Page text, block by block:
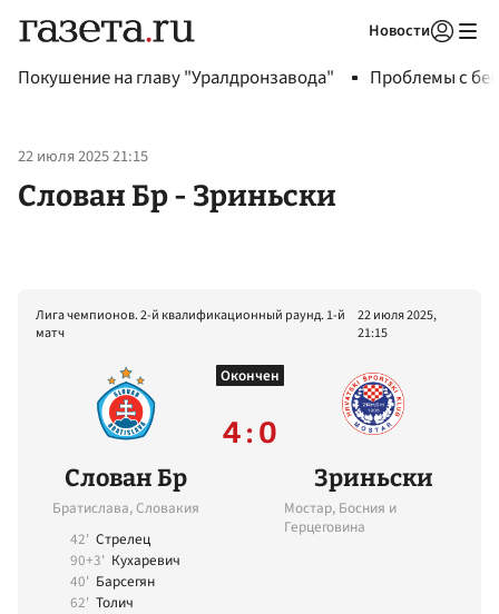
Новости
Покушение на главу "Уралдронзавода" Проблемы с
22 июля 2025 21:15
Слован Бр - Зриньски
Лига чемпионов. 2-й квалификационный раунд. 1-й
матч
22 июля 2025,
21:15
Слован Бр
Братислава, Словакия
42' Стрелец
90+3' Кухаревич
40' Барсегян
62' Толич
Окончен
4 : 0
Зриньски
Мостар, Босния и
Герцеговина